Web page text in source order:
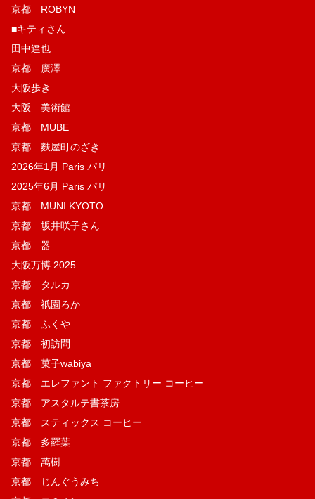
京都 ROBYN
■キティさん
田中達也
京都 廣澤
大阪歩き
大阪 美術館
京都 MUBE
京都 麩屋町のざき
2026年1月 Paris パリ
2025年6月 Paris パリ
京都 MUNI KYOTO
京都 坂井咲子さん
京都 器
大阪万博 2025
京都 タルカ
京都 祇園ろか
京都 ふくや
京都 初訪問
京都 菓子wabiya
京都 エレファント ファクトリー コーヒー
京都 アスタルテ書茶房
京都 スティックス コーヒー
京都 多羅葉
京都 萬樹
京都 じんぐうみち